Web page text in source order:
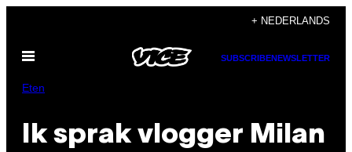
de
inhoud
+ NEDERLANDS
Open
SUBSCRIBENEWSLETTER
Eten
Ik sprak vlogger Milan